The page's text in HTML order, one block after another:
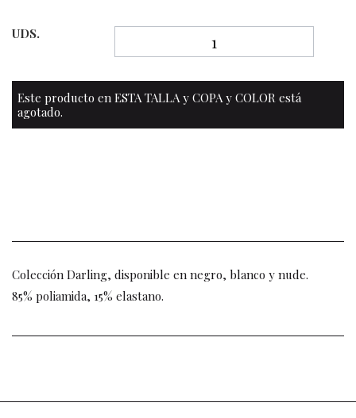
UDS.
Este producto en ESTA TALLA y COPA y COLOR está
agotado.
Colección Darling, disponible en negro, blanco y nude.
85% poliamida, 15% elastano.